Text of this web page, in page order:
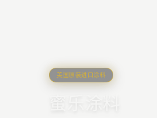
美国原装进口涂料